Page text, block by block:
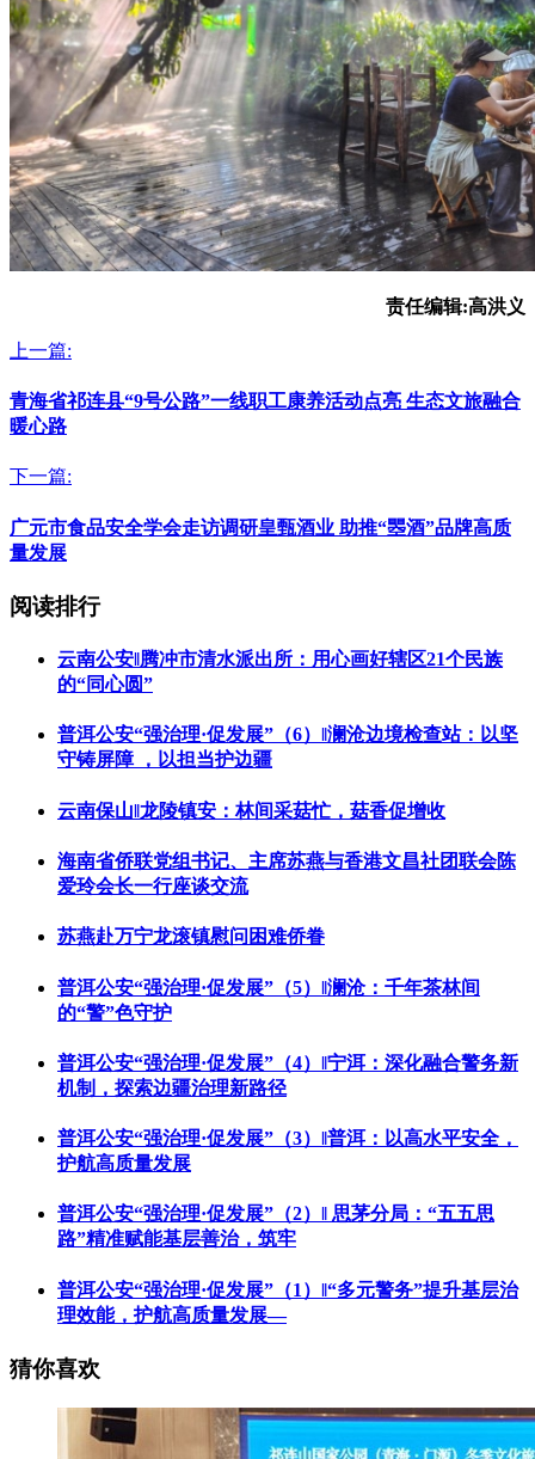
责任编辑:高洪义
上一篇:
青海省祁连县“9号公路”一线职工康养活动点亮 生态文旅融合
暖心路
下一篇:
广元市食品安全学会走访调研皇甄酒业 助推“瞾酒”品牌高质
量发展
阅读排行
云南公安‖腾冲市清水派出所：用心画好辖区21个民族
的“同心圆”
普洱公安“强治理·促发展”（6）‖澜沧边境检查站：以坚
守铸屏障 ，以担当护边疆
云南保山‖龙陵镇安：林间采菇忙，菇香促增收
海南省侨联党组书记、主席苏燕与香港文昌社团联会陈
爱玲会长一行座谈交流
苏燕赴万宁龙滚镇慰问困难侨眷
普洱公安“强治理·促发展”（5）‖澜沧：千年茶林间
的“警”色守护
普洱公安“强治理·促发展”（4）‖宁洱：深化融合警务新
机制，探索边疆治理新路径
普洱公安“强治理·促发展”（3）‖普洱：以高水平安全，
护航高质量发展
普洱公安“强治理·促发展”（2）‖ 思茅分局：“五五思
路”精准赋能基层善治，筑牢
普洱公安“强治理·促发展”（1）‖“多元警务”提升基层治
理效能，护航高质量发展—
猜你喜欢